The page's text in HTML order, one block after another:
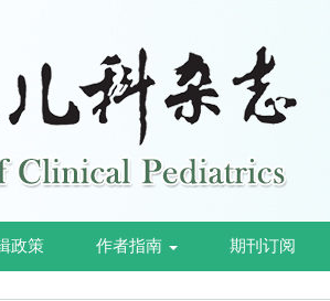
政策 作者指南 期刊订阅